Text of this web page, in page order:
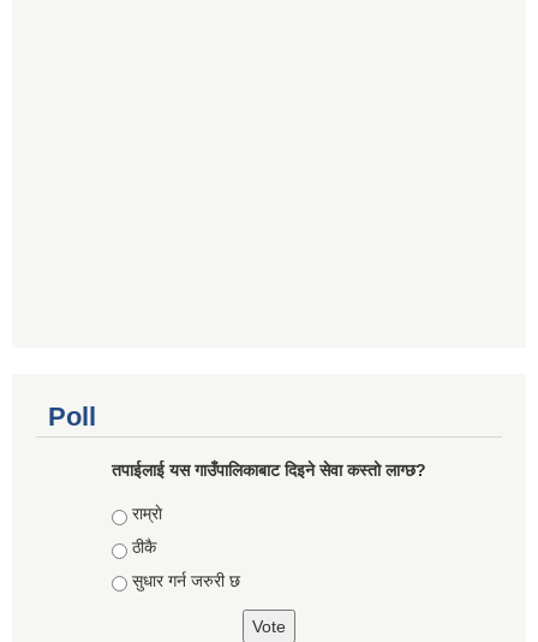
Poll
तपाईलाई यस गाउँपालिकाबाट दिइने सेवा कस्तो लाग्छ?
Choices
राम्राे
ठीकै
सुधार गर्न जरुरी छ